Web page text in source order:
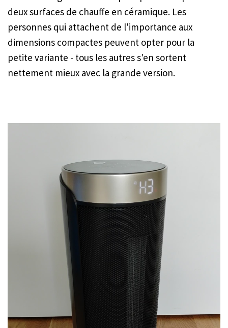
deux surfaces de chauffe en céramique. Les
personnes qui attachent de l'importance aux
dimensions compactes peuvent opter pour la
petite variante - tous les autres s'en sortent
nettement mieux avec la grande version.